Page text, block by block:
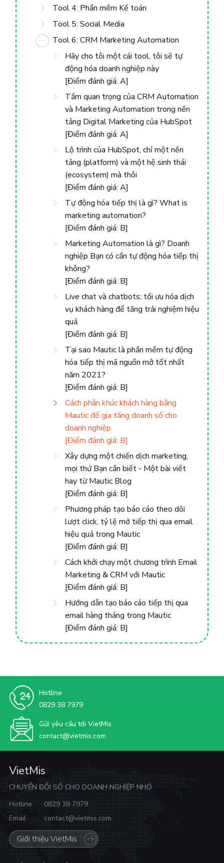
Tool 4: Phần mềm Kế toán
Tool 5: Social Media
Tool 6: CRM Marketing Automation
Hãy cho tôi một cái tool, tôi sẽ tự
động hóa doanh nghiệp này
[Điểm đánh giá: A]
Tầm quan trọng của CRM Automation
và Marketing Automation trong nền
tảng Digital Marketing của HubSpot
[Điểm đánh giá: A]
Lộ trình của HubSpot, chỉ một nền
tảng (platform) và một hệ sinh thái
(ecosystem) mà thôi
[Điểm đánh giá: A]
Tự động hóa tiếp thị là gì? What is
marketing automation?
[Điểm đánh giá: B]
Marketing Automation là gì? Doanh
nghiệp Bạn có cần tự động hóa tiếp thị
không?
[Điểm đánh giá: B]
Live chat và chatbots: tối ưu hóa dịch
vụ khách hàng để tăng trải nghiệm hiệu
quả
[Điểm đánh giá: B]
Tại sao Mautic ​​là phần mềm tự động
hóa tiếp thị mã nguồn mở tốt nhất
năm 2021?
[Điểm đánh giá: B]
Cách phân khúc khách hàng bằng
Mautic ​​để gia tăng doanh số cho
doanh nghiệp
[Điểm đánh giá: B]
Xây dựng một chiến dịch marketing,
mọi thứ Bạn cần biết - Một bài viết
hay từ Mautic Blog
[Điểm đánh giá: B]
Phương pháp tạo báo cáo theo dõi
lượt click, tỷ lệ mở tiếp thị qua email
hiệu quả trong Mautic
[Điểm đánh giá: B]
Cách khởi chạy một chương trình Email
Marketing & CRM với Mautic
[Điểm đánh giá: B]
Hướng dẫn tạo báo cáo tiếp thị qua
email hàng tháng trong Mautic
[Điểm đánh giá: B]
Hotline
0829 38 7979
Gửi yêu cầu tới VietMis
contact@vietmis.com
VietMis
CHUYỂN ĐỔI SỐ CHO DOANH NGHIỆP NHỎ
Hotline
0829 38 7979
Email
contact@vietmis.com
Giới thiệu VietMis